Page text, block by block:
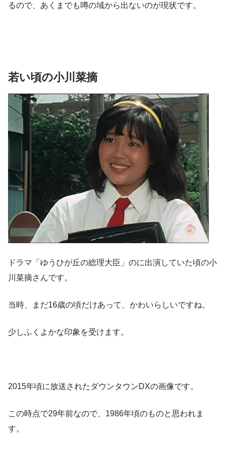
るので、あくまでも噂の域から出ないのが現状です。
若い頃の小川菜摘
ドラマ「ゆうひが丘の総理大臣」のに出演していた頃の小
川菜摘さんです。
当時、まだ16歳の頃だけあって、かわいらしいですね。
少しふくよかな印象を受けます。
2015年頃に放送されたダウンタウンDXの画像です。
この時点で29年前なので、1986年頃のものと思われま
す。